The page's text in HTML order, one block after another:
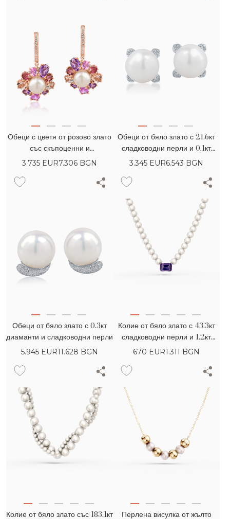
Обеци с цветя от розово злато
със скъпоценни и
полускъпоценни камъни 11.9кт
3.735 EUR7.306 BGN
Обеци от бяло злато с 21.6кт
сладководни перли и 0.1кт
диаманти
3.345 EUR6.543 BGN
Обеци от бяло злато с 0.3кт
диаманти и сладководни перли
5.945 EUR11.628 BGN
Колие от бяло злато с 43.3кт
сладководни перли и 1.2кт
аметист
670 EUR1.311 BGN
Колие от бяло злато със 183.1кт
Перлена висулка от жълто